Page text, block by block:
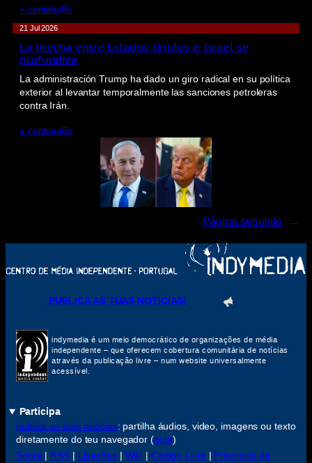
» continu@r
21 Jul 2026
La brecha entre Estados Unidos e Israel se
profundiza
La administración Trump ha dado un giro radical en su política
exterior al levantar temporalmente las sanciones petroleras
contra Irán.
» continu@r
Página seguinte →
PUBLICA AS TUAS NOTÍCIAS!
indymedia é um meio democrático de organizações de média
independente – que oferecem cobertura comunitária de notícias
através da publicação livre – num website universalmente
acessível.
Participa
publica as tuas notícias: partilha áudios, video, imagens ou texto
diretamente do teu navegador (guia)
Sobre
RSS| Ligações| Wiki Código Livre
Princípios de